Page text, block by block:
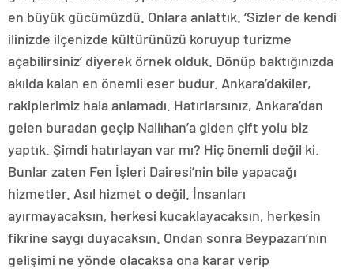
en büyük gücümüzdü. Onlara anlattık. ‘Sizler de kendi
ilinizde ilçenizde kültürünüzü koruyup turizme
açabilirsiniz’ diyerek örnek olduk. Dönüp baktığınızda
akılda kalan en önemli eser budur. Ankara’dakiler,
rakiplerimiz hala anlamadı. Hatırlarsınız, Ankara’dan
gelen buradan geçip Nallıhan’a giden çift yolu biz
yaptık. Şimdi hatırlayan var mı? Hiç önemli değil ki.
Bunlar zaten Fen İşleri Dairesi’nin bile yapacağı
hizmetler. Asıl hizmet o değil. İnsanları
ayırmayacaksın, herkesi kucaklayacaksın, herkesin
fikrine saygı duyacaksın. Ondan sonra Beypazarı’nın
gelişimi ne yönde olacaksa ona karar verip